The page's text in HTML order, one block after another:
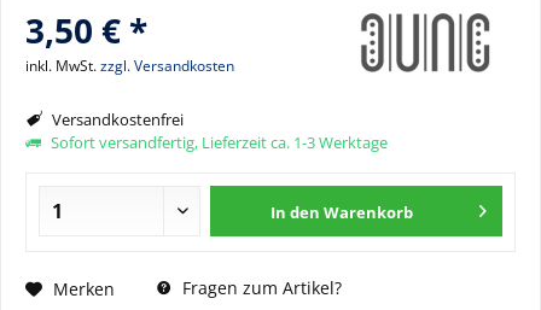
3,50 € *
inkl. MwSt.zzgl. Versandkosten
Versandkostenfrei
Sofort versandfertig, Lieferzeit ca. 1-3 Werktage
In den Warenkorb
Merken Fragen zum Artikel?